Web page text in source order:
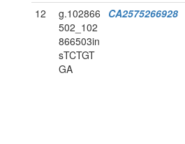
12
g.102866
502_102
866503in
sTCTGT
GA
CA2575266928